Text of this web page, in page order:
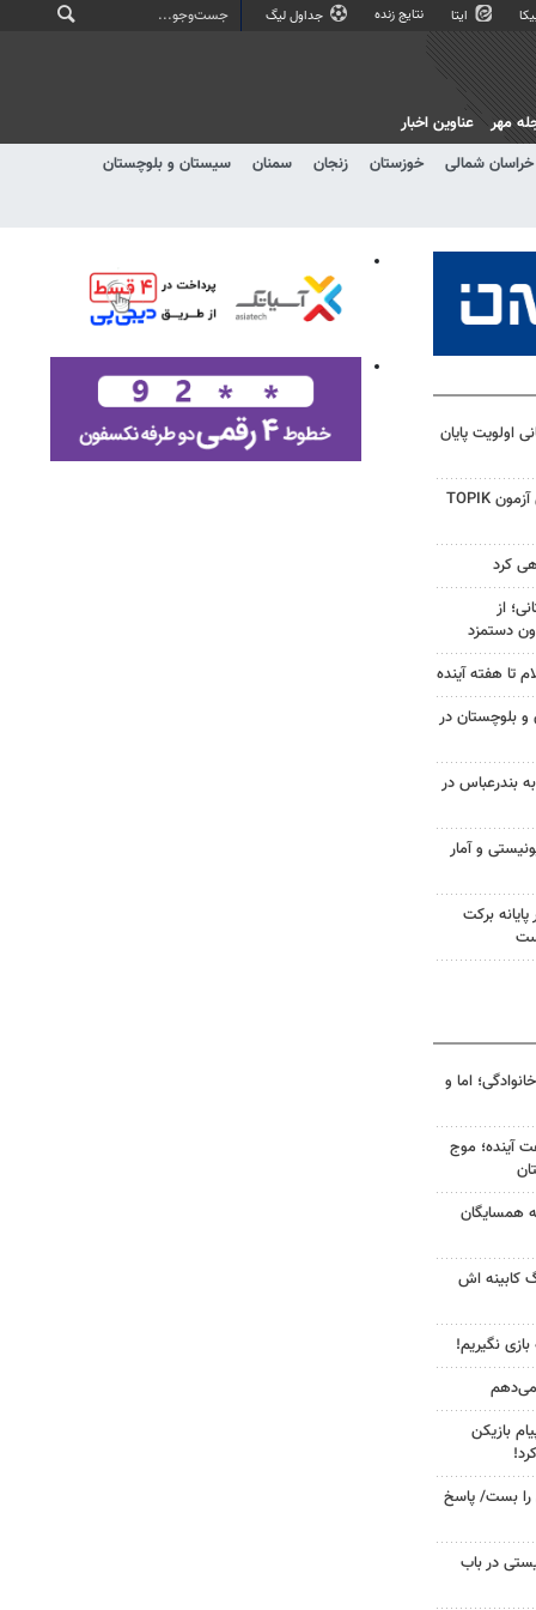
ایتا نتایج زنده جداول لیگ
خراسان شمالی خوزستان زنجان سمنان
سیستان و بلوچستان
مهر عناوین اخبار
اولویت پایان
راه‌اندازی رشته کره‌ای و برگزاری آزمون TOPIK
کرد
از
دستمزد
تا هفته آینده
و بلوچستان در
بندرعباس در
و آمار
برکت
اما و
کشور در ۷۲ ساعت آینده؛ موج
همسایگان
کابینه اش
بازی نگیریم!
می‌دهم
بازیکن
را بست/ پاسخ
در باب